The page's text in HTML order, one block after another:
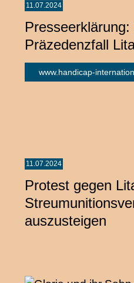
11.07.2024
Präzedenzfall
www.handicap-
11.07.2024
Protest gegen
auszusteigen